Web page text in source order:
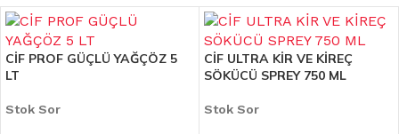
CİF PROF GÜÇLÜ YAĞÇÖZ 5
LT
Stok Sor
CİF ULTRA KİR VE KİREÇ
SÖKÜCÜ SPREY 750 ML
Stok Sor